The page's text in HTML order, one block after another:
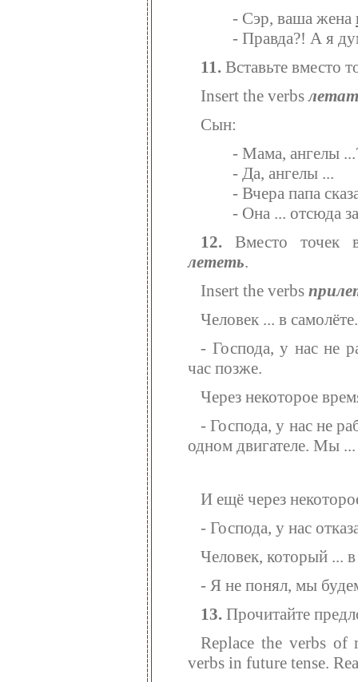
- Сэр, ваша жена
- Правда?! А я
11. Вставьте вместо
Insert the verbs
Сын:
- Мама, ангелы
- Да, ангелы ...
- Вчера папа
- Она ... отсюда
12. Вместо точек
лететь.
Insert the verbs
Человек ... в
- Господа, у нас не
час позже.
Через некоторое
- Господа, у нас не
одном двигателе. Мы ...
И ещё через
- Господа, у нас
Человек, который ... в
- Я не понял, мы
13. Прочитайте
Replace the verbs
verbs in future tense.